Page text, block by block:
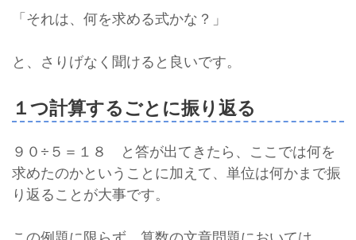
「それは、何を求める式かな？」
と、さりげなく聞けると良いです。
１つ計算するごとに振り返る
９０÷５＝１８ と答が出てきたら、ここでは何を
求めたのかということに加えて、単位は何かまで振
り返ることが大事です。